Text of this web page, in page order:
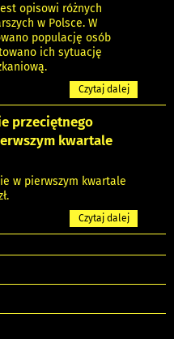
opisowi różnych
w Polsce. W
populację osób
ich sytuację
Czytaj dalej
przeciętnego
kwartale
w pierwszym kwartale
Czytaj dalej